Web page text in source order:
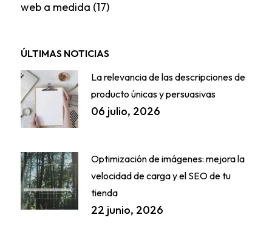
web a medida (17)
ÚLTIMAS NOTICIAS
La relevancia de las descripciones de
producto únicas y persuasivas
06 julio, 2026
Optimización de imágenes: mejora la
velocidad de carga y el SEO de tu
tienda
22 junio, 2026